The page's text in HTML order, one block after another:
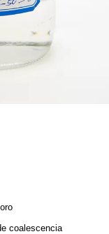
coalescencia